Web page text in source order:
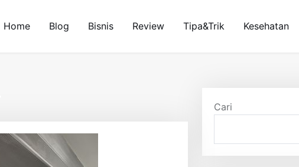
Home Blog Bisnis Review Tipa&Trik Kesehatan
Cari